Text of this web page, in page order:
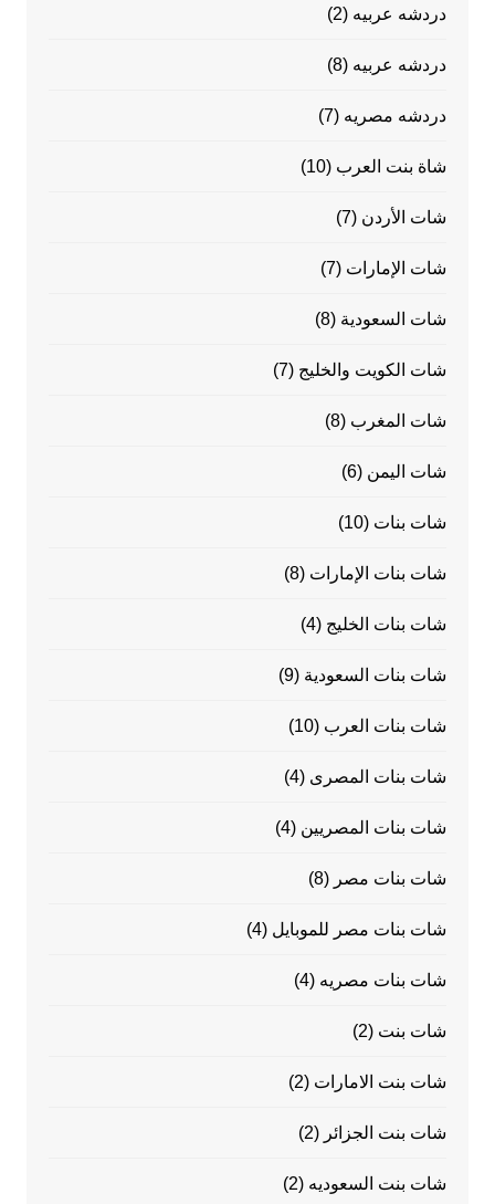
دردشه عربيه (2)
دردشه عربيه (8)
دردشه مصريه (7)
شاة بنت العرب (10)
شات الأردن (7)
شات الإمارات (7)
شات السعودية (8)
شات الكويت والخليج (7)
شات المغرب (8)
شات اليمن (6)
شات بنات (10)
شات بنات الإمارات (8)
شات بنات الخليج (4)
شات بنات السعودية (9)
شات بنات العرب (10)
شات بنات المصرى (4)
شات بنات المصريين (4)
شات بنات مصر (8)
شات بنات مصر للموبايل (4)
شات بنات مصريه (4)
شات بنت (2)
شات بنت الامارات (2)
شات بنت الجزائر (2)
شات بنت السعوديه (2)